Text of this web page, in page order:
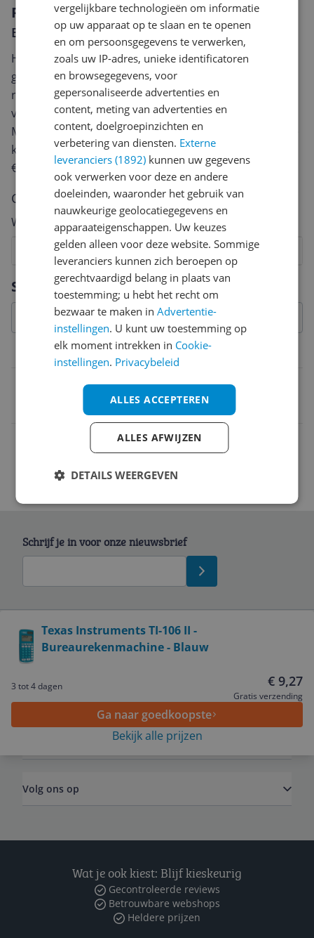
Specificaties
Belangrijkste kenmerken
3243480107051
Reviews
Er zijn nog geen reviews geschreven
Heb jij dit product in bezit en wil je graag je mening
geven? Start dan hieronder met het schrijven van je
review. Afhankelijk van de details duurt het schrijven
van een review gemiddeld tussen de 3 en 10 minuten.
Met jouw mening help je andere bezoekers een betere
keuze te maken én maak je iedere maand kans op
€250,-!
Klik hier voor de actievoorwaarden.
Cijfer
Welk cijfer geef jij dit product?
9
8
7
6
5
4
3
2
Vraag 1 van 4
Texas Instruments TI-106 II -
Bureaurekenmachine - Blauw
3 tot 4 dagen € 9,27
Gratis verzending
Ga naar goedkoopste
Bekijk alle prijzen
Schrijf je in voor onze nieuwsbrief
Service
Algemeen
Volg ons op
Wat je ook kiest: Blijf kieskeurig
Gecontroleerde reviews
Betrouwbare webshops
Heldere prijzen
vergelijkbare technologieën om informatie
op uw apparaat op te slaan en te openen
en om persoonsgegevens te verwerken,
zoals uw IP-adres, unieke identificatoren
en browsegegevens, voor
gepersonaliseerde advertenties en
content, meting van advertenties en
content, doelgroepinzichten en
verbetering van diensten. Externe
leveranciers (1892) kunnen uw gegevens
ook verwerken voor deze en andere
doeleinden, waaronder het gebruik van
nauwkeurige geolocatiegegevens en
apparaateigenschappen. Uw keuzes
gelden alleen voor deze website. Sommige
leveranciers kunnen zich beroepen op
gerechtvaardigd belang in plaats van
toestemming; u hebt het recht om
bezwaar te maken inAdvertentie-
instellingen. U kunt uw toestemming op
elk moment intrekken in Cookie-
instellingen. Privacybeleid
ALLES ACCEPTEREN
ALLES AFWIJZEN
DETAILS WEERGEVEN